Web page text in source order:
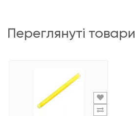
переглянуті товари